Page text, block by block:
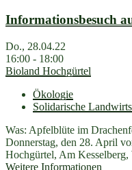
Informationsbesuch
Do., 28.04.22
16:00 - 18:00
Bioland Hochgürtel
Ökologie
Solidarische
Was: Apfelblüte im
Donnerstag, den 28. April
Hochgürtel, Am
Weitere Informationen